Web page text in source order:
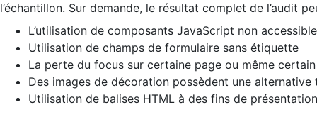
l’échantillon. Sur demande, le résultat complet de l’audit
L’utilisation de composants JavaScript non
Utilisation de champs de formulaire sans étiquette
La perte du focus sur certaine page ou même
Des images de décoration possèdent une alternative
Utilisation de balises HTML à des fins de